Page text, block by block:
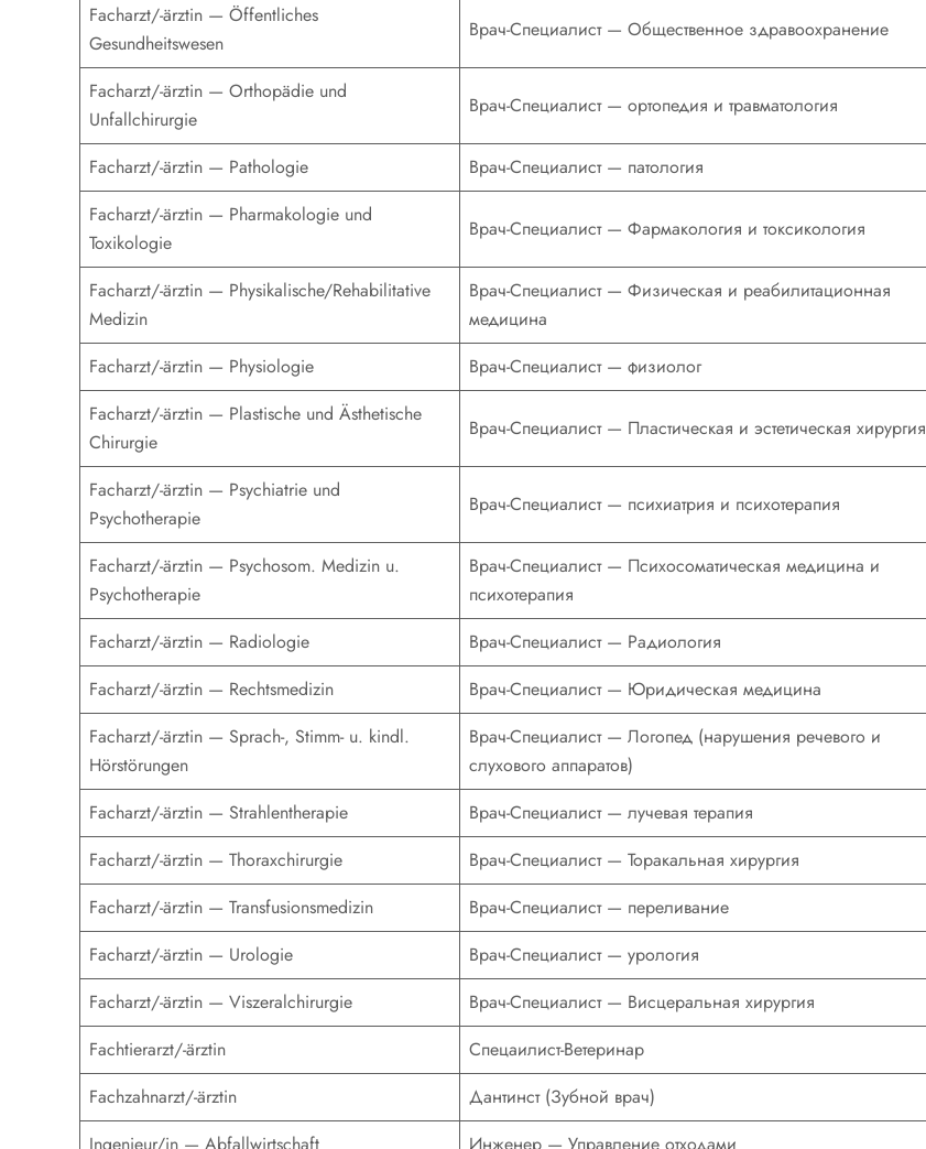
Facharzt/-ärztin — Öffentliches
Gesundheitswesen
Врач-Специалист — Общественное здравоохранение
Facharzt/-ärztin — Orthopädie und
Unfallchirurgie
Врач-Специалист — ортопедия и травматология
Facharzt/-ärztin — Pathologie
Врач-Специалист — патология
Facharzt/-ärztin — Pharmakologie und
Toxikologie
Врач-Специалист — Фармакология и токсикология
Facharzt/-ärztin — Physikalische/Rehabilitative
Medizin
Врач-Специалист — Физическая и реабилитационная
медицина
Facharzt/-ärztin — Physiologie
Врач-Специалист — физиолог
Facharzt/-ärztin — Plastische und Ästhetische
Chirurgie
Врач-Специалист — Пластическая и эстетическая хирургия
Facharzt/-ärztin — Psychiatrie und
Psychotherapie
Врач-Специалист — психиатрия и психотерапия
Facharzt/-ärztin — Psychosom. Medizin u.
Psychotherapie
Врач-Специалист — Психосоматическая медицина и
психотерапия
Facharzt/-ärztin — Radiologie
Врач-Специалист — Радиология
Facharzt/-ärztin — Rechtsmedizin
Врач-Специалист — Юридическая медицина
Facharzt/-ärztin — Sprach-, Stimm- u. kindl.
Hörstörungen
Врач-Специалист — Логопед (нарушения речевого и
слухового аппаратов)
Facharzt/-ärztin — Strahlentherapie
Врач-Специалист — лучевая терапия
Facharzt/-ärztin — Thoraxchirurgie
Врач-Специалист — Торакальная хирургия
Facharzt/-ärztin — Transfusionsmedizin
Врач-Специалист — переливание
Facharzt/-ärztin — Urologie
Врач-Специалист — урология
Facharzt/-ärztin — Viszeralchirurgie
Врач-Специалист — Висцеральная хирургия
Fachtierarzt/-ärztin
Спецаилист-Ветеринар
Fachzahnarzt/-ärztin
Дантинст (Зубной врач)